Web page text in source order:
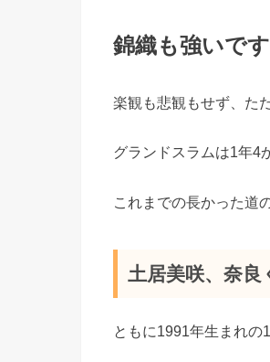
錦織も強いです
楽観も悲観もせず、た
グランドスラムは1年4
これまでの長かった道
土居美咲、奈
ともに1991年生まれの